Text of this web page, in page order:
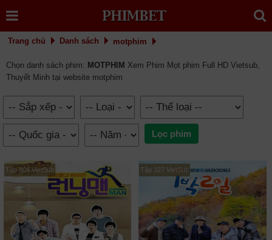
Trang chủ Danh sách motphim
Chọn danh sách phim: MOTPHIM Xem Phim Mọt phim Full HD Vietsub,
Thuyết Minh tại website motphim
Tập 804 VietSub Tập 327 VietSub